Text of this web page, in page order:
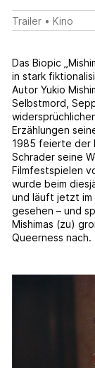
Trailer •Kino
Das Biopic
in stark
Autor Yukio
Selbstmord,
Erzählungen
1985 feierte der
Schrader seine
Filmfestspielen
wurde beim
und läuft jetzt im
gesehen – und
Mishimas (zu)
Queerness nach.